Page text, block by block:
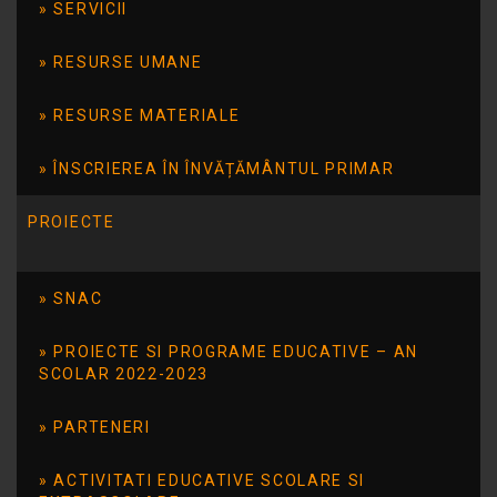
SERVICII
RESURSE UMANE
RESURSE MATERIALE
ÎNSCRIEREA ÎN ÎNVĂȚĂMÂNTUL PRIMAR
PROIECTE
SNAC
PROIECTE SI PROGRAME EDUCATIVE – AN
SCOLAR 2022-2023
PARTENERI
ACTIVITATI EDUCATIVE SCOLARE SI
Citește mai mult
Săptămâna
Comună de
Acțiune pentru Copiii cu
Dizabilități– SCACD
în cadrul programului „Săptămâna
Comună de Acțiune pentru Copiii cu
Dizabilități– SCACD”, la Școala
o minunată „Zi de joacă”, dedicată